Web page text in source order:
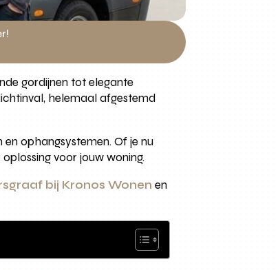
gordijnen tot elegante
helemaal afgestemd
ophangsystemen. Of je nu
voor jouw woning.
bij Kronos Wonen en